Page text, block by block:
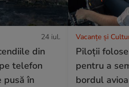
24 iul.
din
telefon
pusă în
Vacanțe și
Piloții
pentru a
bordul